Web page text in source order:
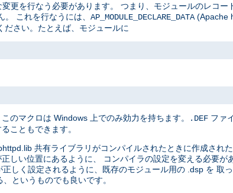
更を行なう必要があります。 つまり、モジュールのレコ
これを行なうには、 AP_MODULE_DECLARE_DATA (Apache
ださい。たとえば、モジュールに
のマクロは Windows 上でのみ効力を持ちます。 .DEF ファ
こともできます。
共有ライブラリがコンパイルされたときに作成され
しい位置にあるように、 コンパイラの設定を変える必要が
しく設定されるように、既存のモジュール用の .dsp を 取
というものでも良いです。